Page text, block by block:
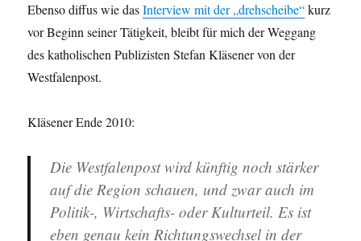
Ebenso diffus wie dasInterview mit der „drehscheibe“kurz
vor Beginn seiner Tätigkeit, bleibt für mich der Weggang
des katholischen Publizisten Stefan Kläsener von der
Westfalenpost.
Kläsener Ende 2010:
Die Westfalenpost wird künftig noch stärker
auf die Region schauen, und zwar auch im
Politik-, Wirtschafts- oder Kulturteil. Es ist
eben genau kein Richtungswechsel in der